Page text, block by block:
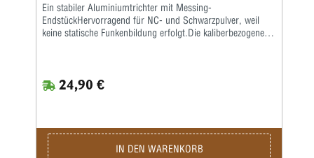
Ein stabiler Aluminiumtrichter mit Messing-
EndstückHervorragend für NC- und Schwarzpulver, weil
keine statische Funkenbildung erfolgt.Die kaliberbezogenen
24,90 €
IN DEN WARENKORB